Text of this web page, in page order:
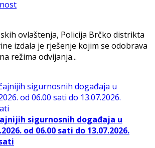
ovlaštenja, Policija Brčko distrikta
izdala je rješenje kojim se odobrava
režima odvijanja...
sigurnosnih događaja u
od 06.00 sati do 13.07.2026.